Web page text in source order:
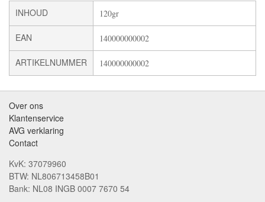
INHOUD 120gr
EAN 140000000002
ARTIKELNUMMER 140000000002
Over ons
Klantenservice
AVG verklaring
Contact
KvK: 37079960
BTW: NL806713458B01
Bank: NL08 INGB 0007 7670 54